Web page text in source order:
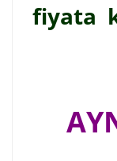
fiyata